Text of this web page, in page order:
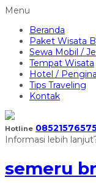
Menu
Beranda
Paket Wisata
Sewa Mobil /
Tempat Wisata
Hotel /
Tips Traveling
Kontak
Hotline
Informasi lebih
semeru